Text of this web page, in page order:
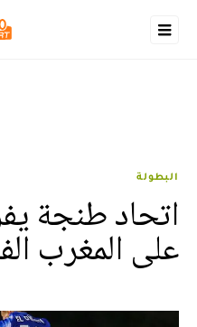
البطولة
اتحاد طنجة
على المغرب